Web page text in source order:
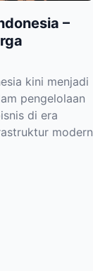
–
kini menjadi
pengelolaan
di era
modern